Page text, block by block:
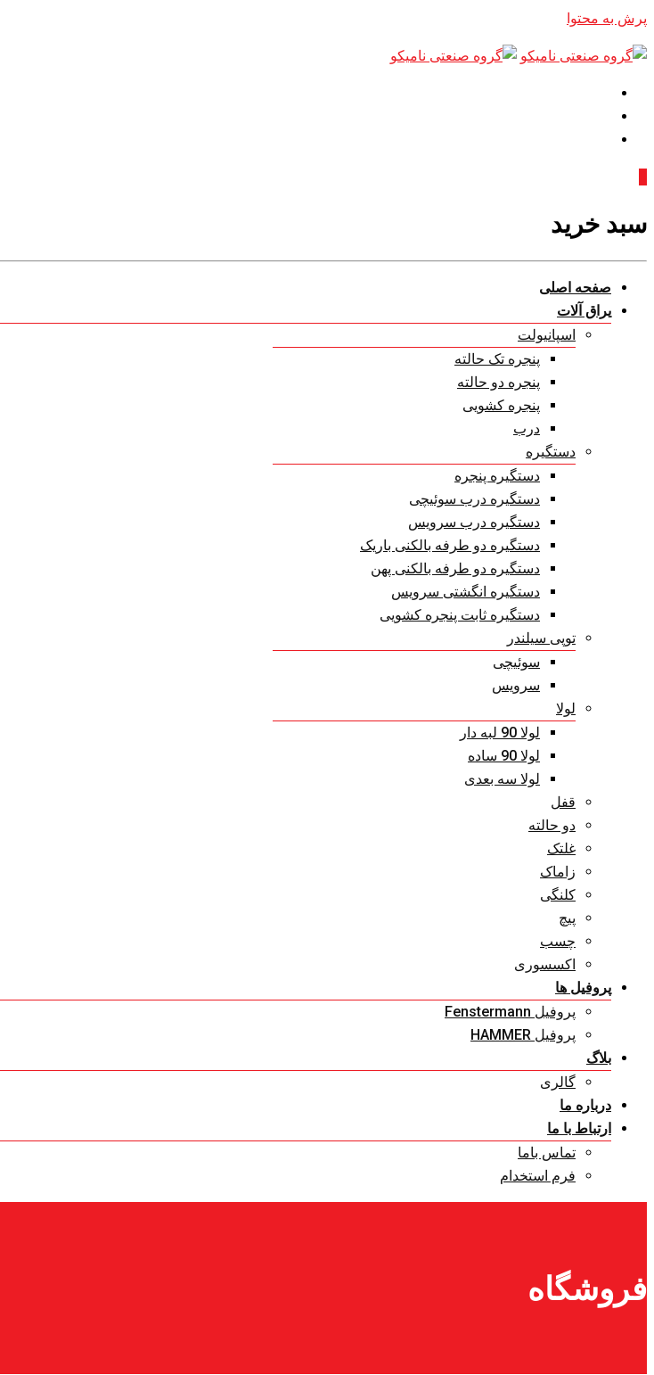
پرش به محتوا
سبد خرید
صفحه اصلی
یراق آلات
اسپانیولت
پنجره تک حالته
پنجره دو حالته
پنجره کشویی
درب
دستگیره
دستگیره پنجره
دستگیره درب سوئیچی
دستگیره درب سرویس
دستگیره دو طرفه بالکنی باریک
دستگیره دو طرفه بالکنی پهن
دستگیره انگشتی سرویس
دستگیره ثابت پنجره کشویی
توپی سیلندر
سوئیچی
سرویس
لولا
لولا 90 لبه دار
لولا 90 ساده
لولا سه بعدی
قفل
دو حالته
غلتک
زاماک
کلنگی
پیچ
چسب
اکسسوری
پروفیل ها
پروفیل Fenstermann
پروفیل HAMMER
بلاگ
گالری
درباره ما
ارتباط با ما
تماس باما
فرم استخدام
فروشگاه